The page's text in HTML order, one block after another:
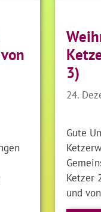
3)
24.
Gute
Ketzer
und